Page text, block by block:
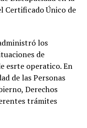
Certificado Único de
los
de
esrte operatico. En
de las Personas
Derechos
trámites